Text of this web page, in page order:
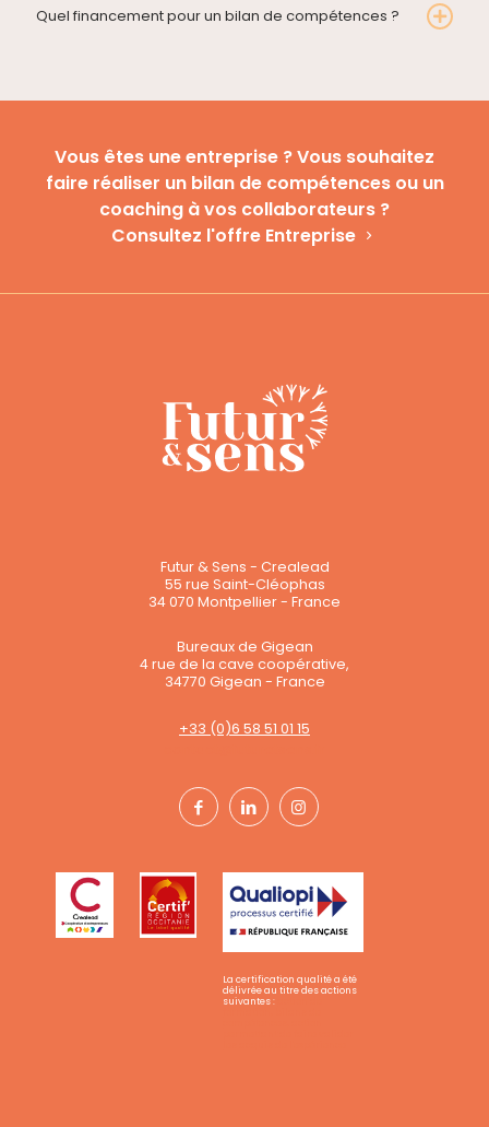
Quel financement pour un bilan de compétences ?
Vous êtes une entreprise ? Vous souhaitez
faire réaliser un bilan de compétences ou un
coaching à vos collaborateurs ?
Consultez l'offre Entreprise
Futur & Sens - Crealead
55 rue Saint-Cléophas
34 070 Montpellier - France
Bureaux de Gigean
4 rue de la cave coopérative,
34770 Gigean - France
+33 (0)6 58 51 01 15
La certification qualité a été
délivrée au titre des actions
suivantes :